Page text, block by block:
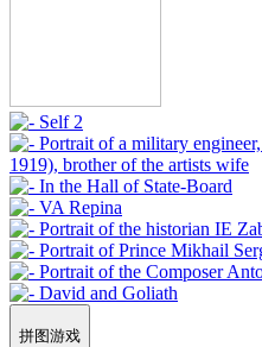
拼图游戏